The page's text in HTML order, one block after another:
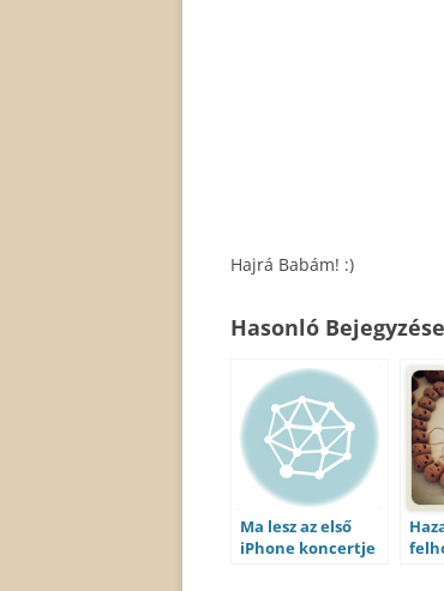
Hajrá Babám! :)
Hasonló
Ma lesz az első
iPhone koncertje